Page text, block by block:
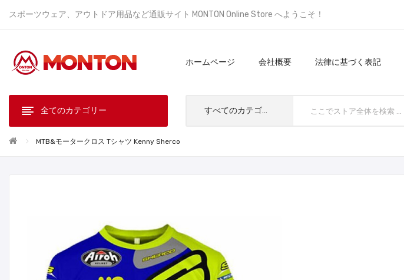
スポーツウェア、アウトドア用品など通販サイト MONTON Online Store へようこそ！
ホームページ 会社概要 法律に基づく表記
全てのカテゴリー すべてのカテゴリ
MTB&モータークロス Tシャツ Kenny Sherco